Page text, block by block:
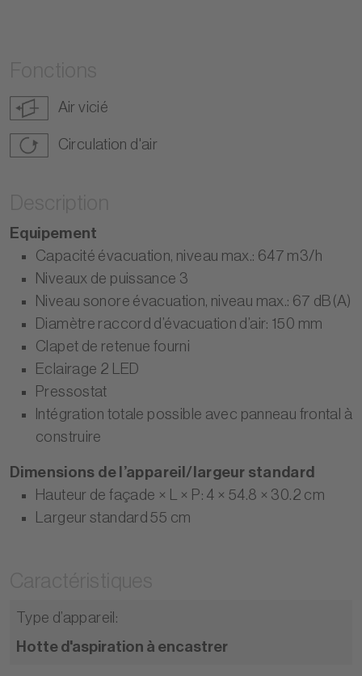
Air vicié
Circulation d'air
Equipement
Capacité évacuation, niveau max.: 647 m3/h
Niveaux de puissance 3
Niveau sonore évacuation, niveau max.: 67 dB(A)
Diamètre raccord d’évacuation d’air: 150 mm
Clapet de retenue fourni
Eclairage 2 LED
Pressostat
Intégration totale possible avec panneau frontal à
construire
Dimensions de l’appareil/largeur standard
Hauteur de façade × L × P: 4 × 54.8 × 30.2 cm
Largeur standard 55 cm
Type d’appareil :
Hotte d'aspiration à encastrer